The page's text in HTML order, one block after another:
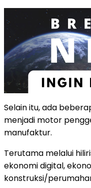
Selain itu, ada
menjadi motor
manufaktur.
Terutama melalui
ekonomi digital,
konstruksi/